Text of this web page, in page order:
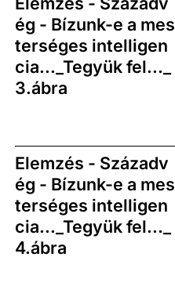
ég - Bízunk-e a mes
terséges intelligen
cia..._Tegyük fel..._
3.ábra
Elemzés - Századv
ég - Bízunk-e a mes
terséges intelligen
cia..._Tegyük fel..._
4.ábra